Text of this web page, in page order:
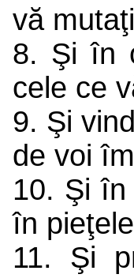
vă
8. Şi în
cele ce
9. Şi
de voi
10. Şi
în
11. Şi